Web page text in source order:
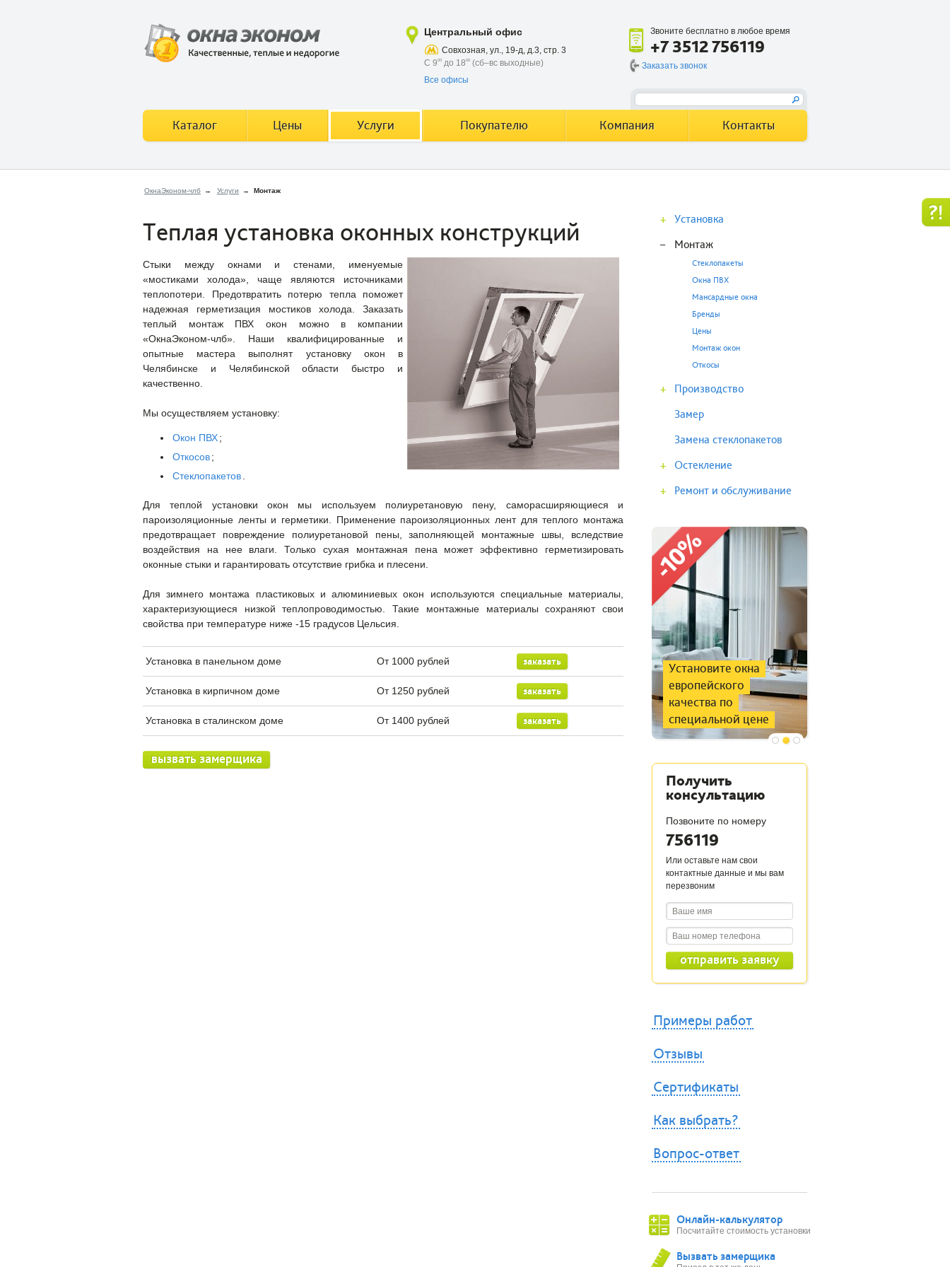
ОкнаЭконом-члб → Услуги → Монтаж
Теплая установка оконных конструкций
Стыки между окнами и стенами, именуемые
«мостиками холода», чаще являются источниками
теплопотери. Предотвратить потерю тепла поможет
надежная герметизация мостиков холода. Заказать
теплый монтаж ПВХ окон можно в компании
«ОкнаЭконом-члб». Наши квалифицированные и
опытные мастера выполнят установку окон в
Челябинске и Челябинской области быстро и
качественно.
Мы осуществляем установку:
Окон ПВХ;
Откосов;
Стеклопакетов
Для теплой установки окон мы используем полиуретановую пену, саморасширяющиеся и
пароизоляционные ленты и герметики. Применение пароизоляционных лент для теплого монтажа
предотвращает повреждение полиуретановой пены, заполняющей монтажные швы, вследствие
воздействия на нее влаги. Только сухая монтажная пена может эффективно герметизировать
оконные стыки и гарантировать отсутствие грибка и плесени.
Для зимнего монтажа пластиковых и алюминиевых окон используются специальные материалы,
характеризующиеся низкой теплопроводимостью. Такие монтажные материалы сохраняют свои
свойства при температуре ниже -15 градусов Цельсия.
Установка в панельном доме От 1000 рублей заказать
Установка в кирпичном доме От 1250 рублей заказать
Установка в сталинском доме От 1400 рублей заказать
вызвать замерщика
+
Установка
–
Монтаж
Стеклопакеты
Окна ПВХ
Мансардные окна
Бренды
Цены
Монтаж окон
Откосы
+
Производство
Замер
Замена стеклопакетов
+
Остекление
+
Ремонт и обслуживание
Установите окна
европейского
качества по
специальной цене
Получить
консультацию
Позвоните по номеру
756119
Или оставьте нам свои
контактные данные и мы вам
перезвоним
Примеры работ
Отзывы
Сертификаты
Как выбрать?
Вопрос-ответ
Онлайн-калькулятор
Посчитайте стоимость установки
Вызвать замерщика
Центральный офис
Совхозная, ул., 19-д, д.3, стр. 3
С 900 до 1800 (сб–вс выходные)
Все офисы
Звоните бесплатно в любое время
+7 3512 756119
Заказать звонок
Каталог Цены Услуги Покупателю Компания Контакты